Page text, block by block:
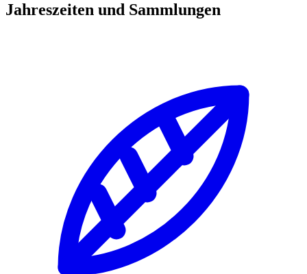
Jahreszeiten und Sammlungen